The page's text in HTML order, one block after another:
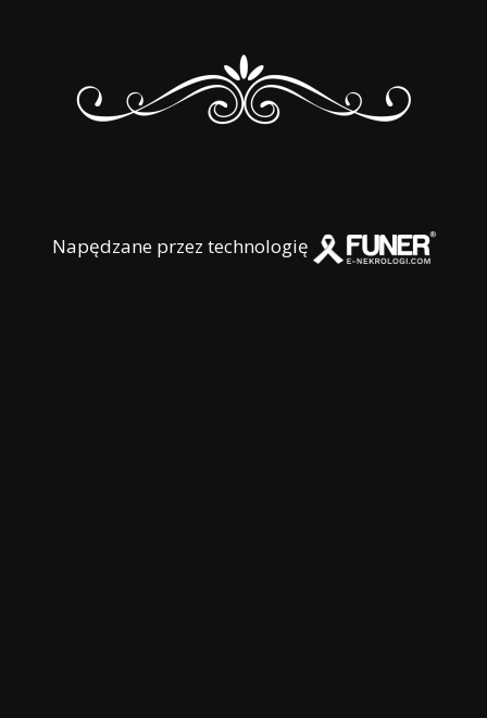
Napędzane przez technologię